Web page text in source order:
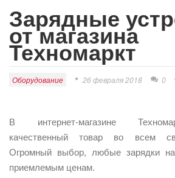
Зарядные
от магазина
Техномаркт
Оборудование 26 февраля 2018 0
В интернет-магазине
качественный товар во всем
Огромный выбор, любые зарядки
приемлемым ценам.